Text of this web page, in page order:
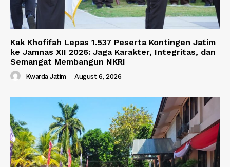
Kak Khofifah Lepas 1.537 Peserta Kontingen Jatim
ke Jamnas XII 2026: Jaga Karakter, Integritas, dan
Semangat Membangun NKRI
Kwarda Jatim - August 6, 2026